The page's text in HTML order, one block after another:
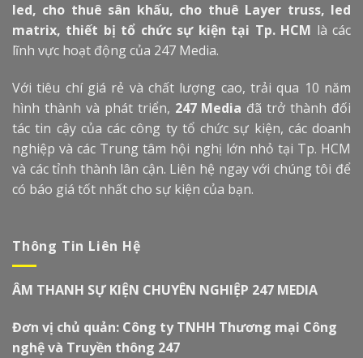
led, cho thuê sân khấu, cho thuê Layer truss, led
matrix, thiết bị tổ chức sự kiện tại Tp. HCM là các
lĩnh vực hoạt động của 247 Media.
Với tiêu chí giá rẻ và chất lượng cao, trải qua 10 năm
hình thành và phát triển, 247 Media đã trở thành đối
tác tin cậy của các công ty tổ chức sự kiện, các doanh
nghiệp và các Trung tâm hội nghị lớn nhỏ tại Tp. HCM
và các tỉnh thành lân cận. Liên hệ ngay với chúng tôi để
có báo giá tốt nhất cho sự kiện của bạn.
Thông Tin Liên Hệ
ÂM THANH SỰ KIỆN CHUYÊN NGHIỆP 247 MEDIA
Đơn vị chủ quản: Công ty TNHH Thương mại Công
nghệ và Truyền thông 247